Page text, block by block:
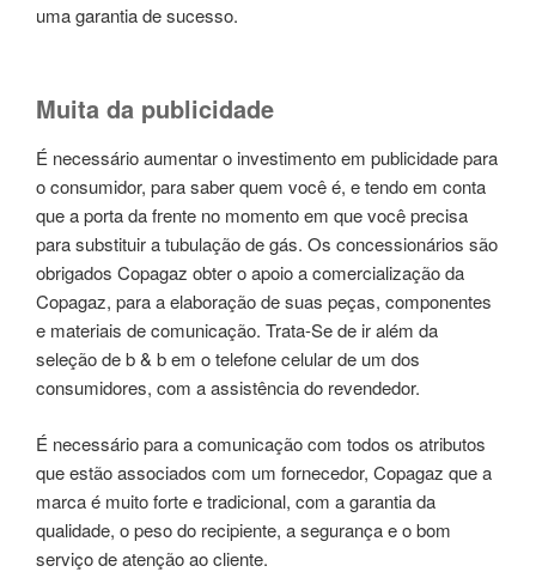
uma garantia de sucesso.
Muita da publicidade
É necessário aumentar o investimento em publicidade para
o consumidor, para saber quem você é, e tendo em conta
que a porta da frente no momento em que você precisa
para substituir a tubulação de gás. Os concessionários são
obrigados Copagaz obter o apoio a comercialização da
Copagaz, para a elaboração de suas peças, componentes
e materiais de comunicação. Trata-Se de ir além da
seleção de b & b em o telefone celular de um dos
consumidores, com a assistência do revendedor.
É necessário para a comunicação com todos os atributos
que estão associados com um fornecedor, Copagaz que a
marca é muito forte e tradicional, com a garantia da
qualidade, o peso do recipiente, a segurança e o bom
serviço de atenção ao cliente.